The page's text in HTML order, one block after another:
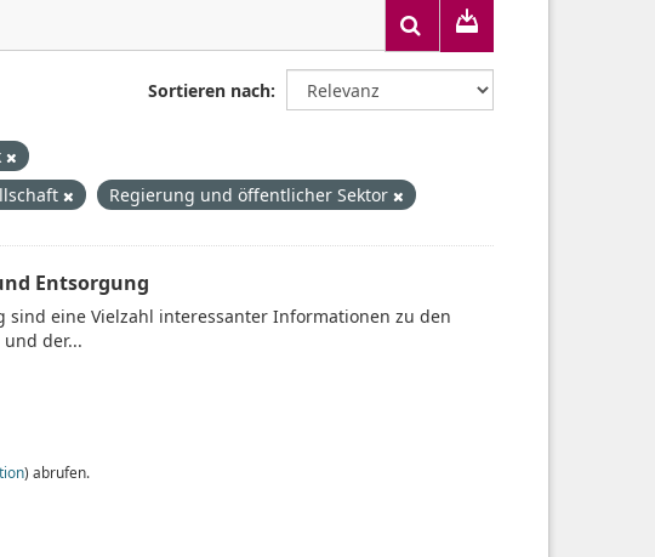
Sortieren nach
Regierung und öffentlicher Sektor
Entsorgung
eine Vielzahl interessanter Informationen zu den
der...
) abrufen.